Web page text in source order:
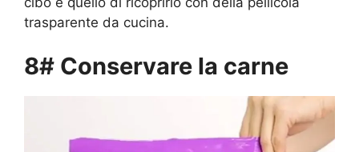
trasparente da cucina.
8# Conservare la carne